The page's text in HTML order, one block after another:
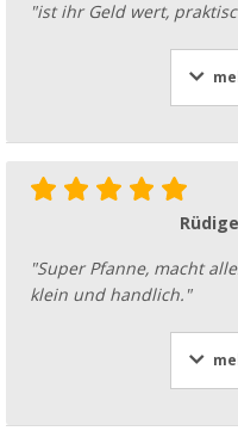
"ist ihr Geld wert,
"Super Pfanne, macht
klein und handlich."